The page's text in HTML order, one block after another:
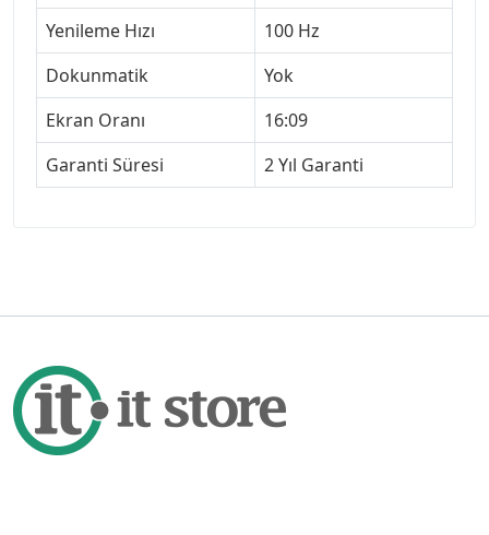
Yenileme Hızı
100 Hz
Dokunmatik
Yok
Ekran Oranı
16:09
Garanti Süresi
2 Yıl Garanti